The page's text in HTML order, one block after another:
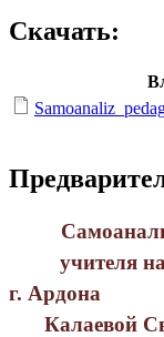
Скачать:
учителя
г. Ардона
Калаевой